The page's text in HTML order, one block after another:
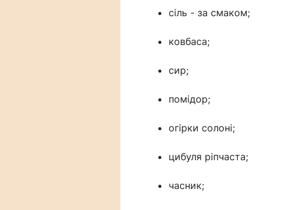
сіль - за смаком;
ковбаса;
сир;
помідор;
огірки солоні;
цибуля ріпчаста;
часник;